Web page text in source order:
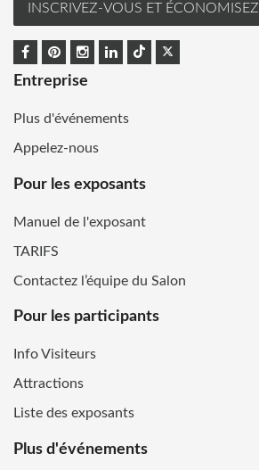
INSCRIVEZ-VOUS ET ÉCONOMISEZ
Entreprise
Plus d'événements
Appelez-nous
Pour les exposants
Manuel de l'exposant
TARIFS
Contactez l’équipe du Salon
Pour les participants
Info Visiteurs
Attractions
Liste des exposants
Plus d'événements